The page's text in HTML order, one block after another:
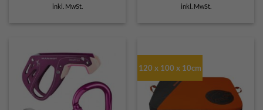
inkl. MwSt. inkl. MwSt.
120 x 100 x 10cm